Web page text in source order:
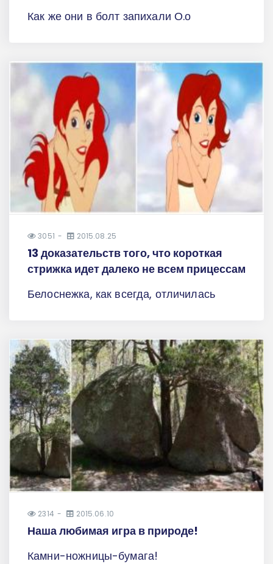
Как же они в болт запихали О.о
3051 2015.08.25
13 доказательств того, что короткая
стрижка идет далеко не всем прицессам
Белоснежка, как всегда, отличилась
2314 2015.06.10
Наша любимая игра в природе!
Камни-ножницы-бумага!